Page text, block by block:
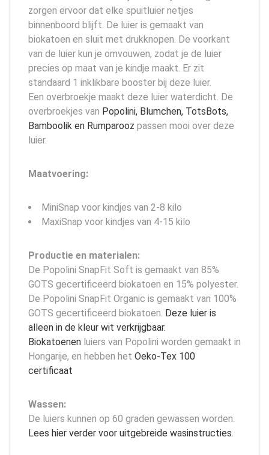
zorgen ervoor dat elke spuitluier netjes
binnenboord blijft. De luier is gemaakt van
biokatoen en sluit met drukknopen. De voorkant
van de luier kun je omvouwen, zodat je de luier
precies op maat van je kindje maakt. Er zit
standaard 1 inklikbare booster bij deze luier.
Een overbroekje maakt deze luier waterdicht. De
overbroekjes van Popolini, Blumchen, TotsBots,
Bamboolik en Rumparooz passen mooi over deze
luier.
Maatvoering:
MiniSnap voor kindjes van 2-8 kilo
MaxiSnap voor kindjes van 4-15 kilo
Productie en materialen:
De Popolini SnapFit Soft is gemaakt van 85%
GOTS gecertificeerd biokatoen en 15% polyester.
De Popolini SnapFit Organic is gemaakt van 100%
GOTS gecertificeerd biokatoen. Deze luier is
alleen in de kleur wit verkrijgbaar.
Biokatoenen luiers van Popolini worden gemaakt in
Hongarije, en hebben het Oeko-Tex 100
certificaat
Wassen:
De luiers kunnen op 60 graden gewassen worden.
Lees hier verder voor uitgebreide wasinstructies.